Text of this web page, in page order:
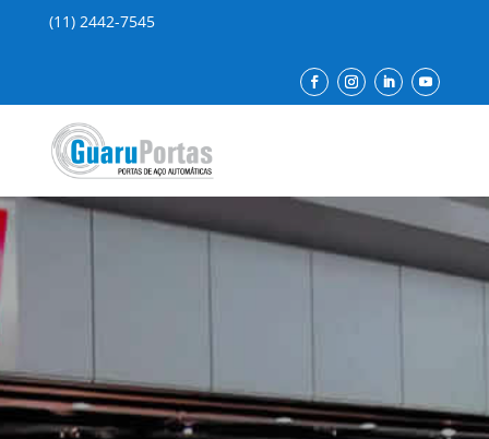
(11) 2442-7545